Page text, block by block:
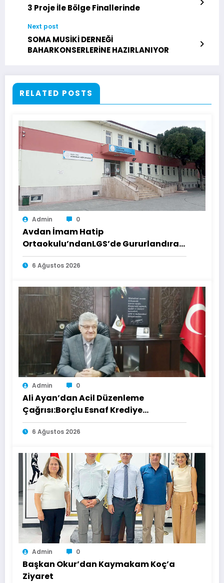
3 Proje İle Bölge Finallerinde
Next post
SOMA MUSİKİ DERNEĞİ
BAHARKONSERLERİNE HAZIRLANIYOR
RELATED POSTS
Admin 0
Avdan İmam Hatip
Ortaokulu’ndanLGS’de Gururlandıran
Başarı
6 Ağustos 2026
Admin 0
Ali Ayan’dan Acil Düzenleme
Çağrısı:Borçlu Esnaf Krediye
Ulaşamıyor
6 Ağustos 2026
Admin 0
Başkan Okur’dan Kaymakam Koç’a
Ziyaret